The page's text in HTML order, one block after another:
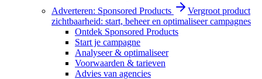
Adverteren: Sponsored Products
Vergroot product
zichtbaarheid: start, beheer en optimaliseer campagnes
Ontdek Sponsored Products
Start je campagne
Analyseer & optimaliseer
Voorwaarden & tarieven
Advies van agencies